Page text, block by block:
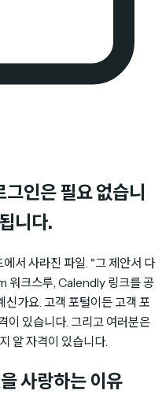
인은 필요 없습니
니다.
서 사라진 파일. "그 제안서 다
워크스루, Calendly 링크를 공
가요. 고객 포털이든 고객 포
이 있습니다. 그리고 여러분은
알 자격이 있습니다.
사랑하는 이유